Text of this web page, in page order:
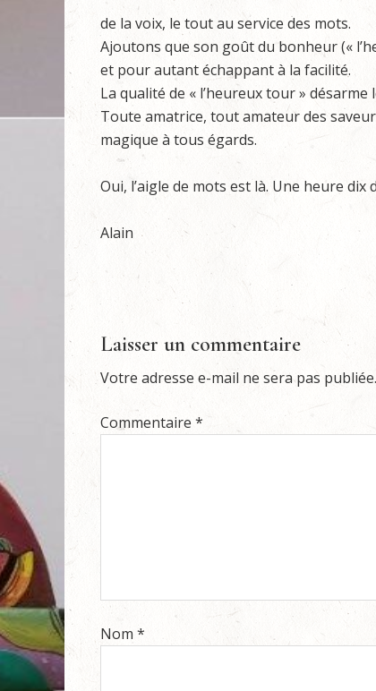
de la voix, le tout au service des mots.
Ajoutons que son goût du bonheur («
et pour autant échappant à la facilité.
La qualité de « l’heureux tour »
Toute amatrice, tout amateur des
magique à tous égards.
Oui, l’aigle de mots est là. Une heure
Alain
Laisser un commentaire
Votre adresse e-mail ne sera pas publiée.
Commentaire *
Nom *